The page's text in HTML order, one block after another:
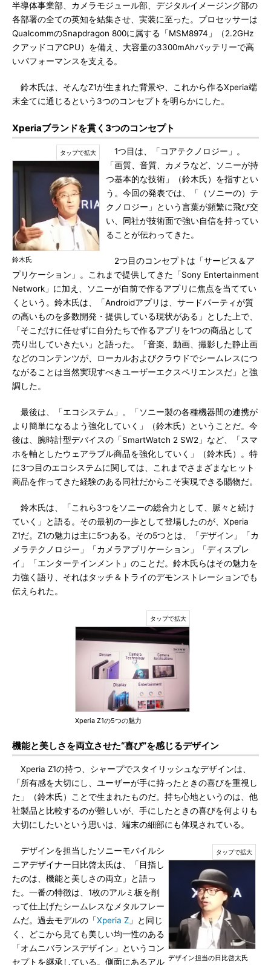
半導体事業部、カメラモジュール部、デジタルイメージング部の
各部署の全ての英知を結集させ、実装に至った。プロセッサーは
QualcommのSnapdragon 800に属する「MSM8974」（2.2GHz
クアッドコアCPU）を備え、大容量の3300mAhバッテリーで高
いパフォーマンスを支える。
鈴木氏は、そんなZ1が生まれた背景や、これから作るXperia端
末全てに通じるという3つのコンセプトを明らかにした。
Xperiaブランドを貫く3つのコンセプト
鈴木氏
1つ目は、「コアテクノロジー」。
「画質、音質、カメラなど、ソニーが持
つ基本的な技術」（鈴木氏）を指すとい
う。今回の発表では、「（ソニーの）テ
クノロジー」という言葉が頻繁に飛び交
い、同社が技術面で強い自信を持ってい
ることが伝わってきた。
2つ目のコンセプトは「サービス＆ア
プリケーション」。これまで提供してきた「Sony Entertainment
Network」に加え、ソニーが自前で作るアプリに焦点を当ててい
くという。鈴木氏は、「Androidアプリは、サードパーティが質
の高いものを多数開発・提供している現状がある」とした上で、
「そこだけに任せずに自分たちで作るアプリを1つの商品として
売り出していきたい」と語った。「音楽、動画、撮影した静止画
などのコンテンツが、ローカルおよびクラウドでシームレスにつ
ながることは当然実現すべきユーザーエクスペリエンスだ」と強
調した。
最後は、「エコシステム」。「ソニー製の各種機器間の連携が
より簡単になるよう強化していく」（鈴木氏）ということだ。今
後は、腕時計型デバイスの「SmartWatch 2 SW2」など、「スマ
ホを軸としたウェアラブル商品を強化していく」（鈴木氏）。特
に3つ目のエコシステムに関しては、これまでさまざまなヒット
商品を作ってきた経験のある同社だからこそ実現できる賜物だ。
鈴木氏は、「これら3つをソニーの総合力として、脈々と続け
ていく」と語る。その最初の一歩として登場したのが、Xperia
Z1だ。Z1の魅力は主に5つある。その5つとは、「デザイン」「カ
メラテクノロジー」「カメラアプリケーション」「ディスプレ
イ」「エンターテインメント」のことだ。鈴木氏らはその魅力を
力強く語り、それはタッチ＆トライのデモンストレーションでも
伝えられた。
Xperia Z1の5つの魅力
機能と美しさを両立させた“喜び”を感じるデザイン
Xperia Z1の持つ、シャープでスタイリッシュなデザインは、
「所有感を大切にし、ユーザーが手に持ったときの喜びを重視し
た」（鈴木氏）ことで生まれたものだ。持ち心地というのは、他
社製品と比較するのが難しいが、手にしたときの喜びを何よりも
大切にしたいという思いは、端末の細部にも体現されている。
デザイン担当の日比啓太氏
デザインを担当したソニーモバイルシ
ニアデザイナー日比啓太氏は、「目指し
たのは、機能と美しさの両立」と語っ
た。一番の特徴は、1枚のアルミ板を削
って仕上げたシームレスなメタルフレー
ムだ。過去モデルの「Xperia Z 」と同じ
く、どこから見ても美しい均一性のある
「オムニバランスデザイン」というコン
セプトを継承している。側面にあるアル